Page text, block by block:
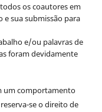
os coautores em
sua submissão para
e/ou palavras de
foram devidamente
um comportamento
se o direito de